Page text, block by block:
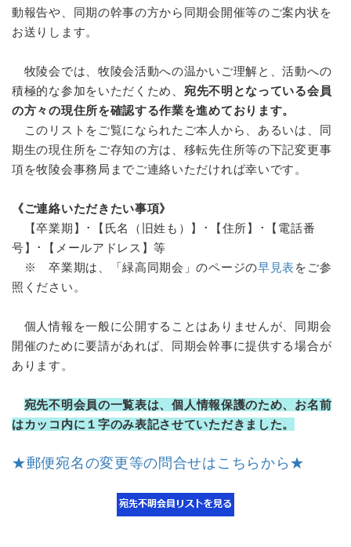
動報告や、同期の幹事の方から同期会開催等のご案内状を
お送りします。
牧陵会では、牧陵会活動への温かいご理解と、活動への
積極的な参加をいただくため、 宛先不明となっている会員
の方々の現住所を確認する作業を進めております。
このリストをご覧になられたご本人から、あるいは、同
期生の現住所をご存知の方は、移転先住所等の下記変更事
項を牧陵会事務局までご連絡いただければ幸いです。
《ご連絡いただきたい事項》
【卒業期】･【氏名（旧姓も）】･【住所】･【電話番
号】･【メールアドレス】等
※ 卒業期は、「緑高同期会」のページの早見表をご参
照ください。
個人情報を一般に公開することはありませんが、同期会
開催のために要請があれば、同期会幹事に提供する場合が
あります。
宛先不明会員の一覧表は、個人情報保護のため、お名前
はカッコ内に１字のみ表記させていただきました。
★郵便宛名の変更等の問合せはこちらから★